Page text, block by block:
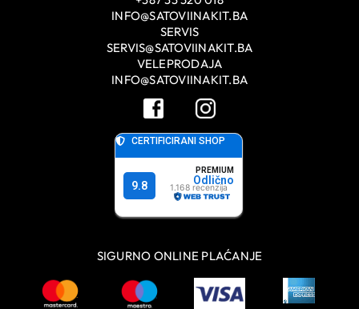
INFO@SATOVIINAKIT.BA
SERVIS
SERVIS@SATOVIINAKIT.BA
VELEPRODAJA
INFO@SATOVIINAKIT.BA
SIGURNO ONLINE PLAĆANJE